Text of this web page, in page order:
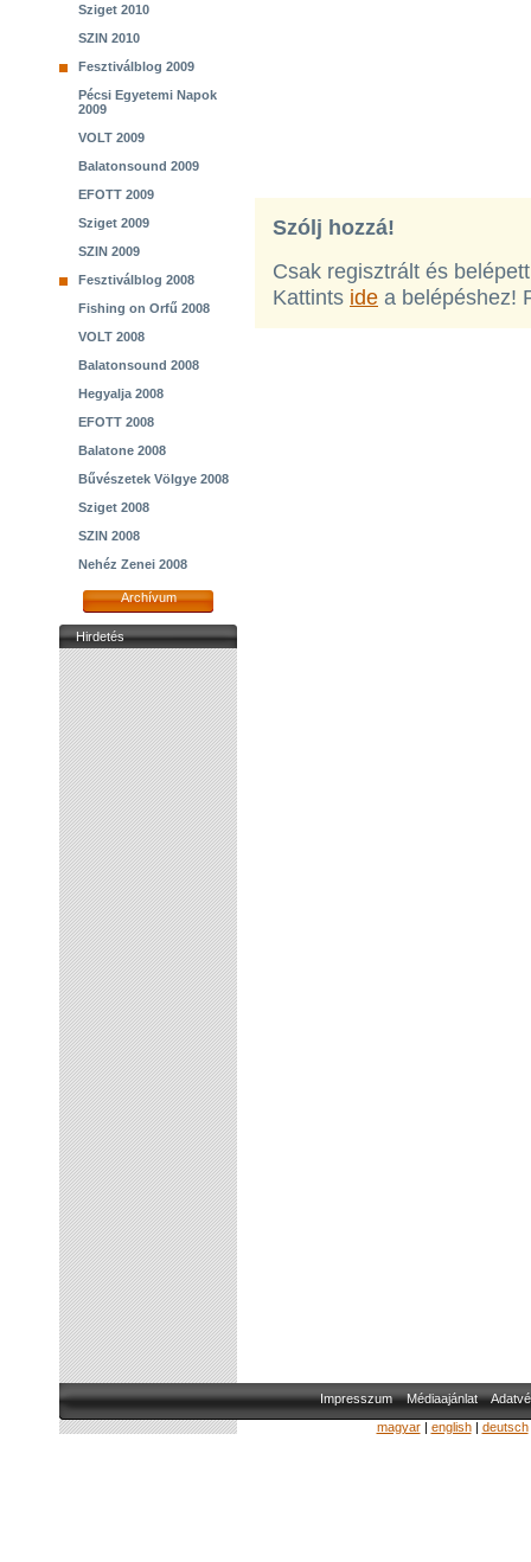
Sziget 2010
SZIN 2010
Fesztiválblog 2009
Pécsi Egyetemi Napok
2009
VOLT 2009
Balatonsound 2009
EFOTT 2009
Sziget 2009
SZIN 2009
Fesztiválblog 2008
Fishing on Orfű 2008
VOLT 2008
Balatonsound 2008
Hegyalja 2008
EFOTT 2008
Balatone 2008
Bűvészetek Völgye 2008
Sziget 2008
SZIN 2008
Nehéz Zenei 2008
Archívum
Hirdetés
Szólj hozzá!
Csak regisztrált és
Kattints ide a belépéshez!
Impresszum Médiaajánlat
magyar| english| deutsch